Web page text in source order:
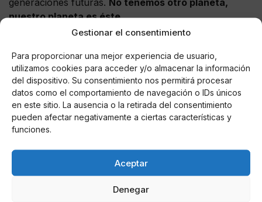
Gestionar el consentimiento
Para proporcionar una mejor experiencia de usuario,
utilizamos cookies para acceder y/o almacenar la información
del dispositivo. Su consentimiento nos permitirá procesar
datos como el comportamiento de navegación o IDs únicos
en este sitio. La ausencia o la retirada del consentimiento
pueden afectar negativamente a ciertas características y
funciones.
Aceptar
Denegar
nuestro planeta es éste.
resultado, según la promotora principal en las redes
bajo la iniciativa#FridaysForFuture,un rotundo éxito.
Prometen más viernes en defensa del planeta.
@IkonoMultimedia